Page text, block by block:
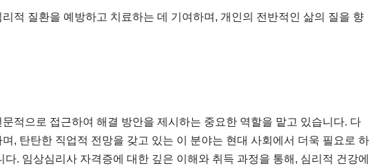
적 질환을 예방하고 치료하는 데 기여하며, 개인의 전반적인 삶의 질을 향
적으로 접근하여 해결 방안을 제시하는 중요한 역할을 맡고 있습니다. 다
, 탄탄한 직업적 전망을 갖고 있는 이 분야는 현대 사회에서 더욱 필요로 하
. 임상심리사 자격증에 대한 깊은 이해와 취득 과정을 통해, 심리적 건강에